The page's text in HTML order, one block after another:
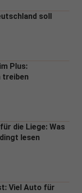
soll
Plus:
treiben
die Liege: Was
lesen
Viel Auto für